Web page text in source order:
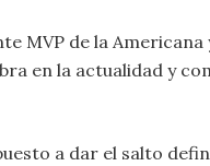
MVP de la
en la actualidad y
a dar el salto